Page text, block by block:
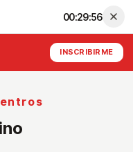
00:29:55